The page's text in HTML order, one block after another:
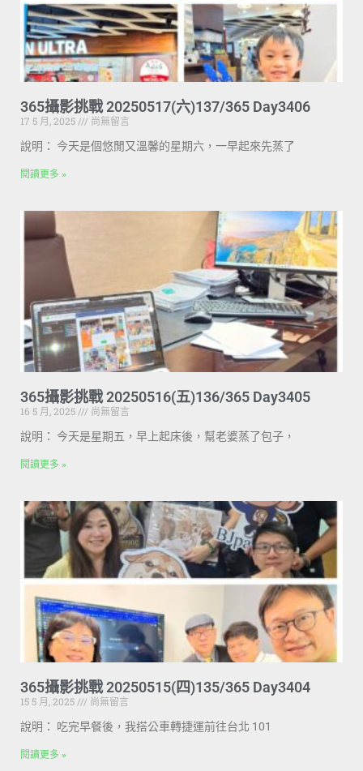
365攝影挑戰 20250517(六)137/365 Day3406
17 5 月, 2025
尚無留言
說明： 今天是個悠閒又溫馨的星期六，一早起來先蒸了
閱讀更多 »
365攝影挑戰 20250516(五)136/365 Day3405
16 5 月, 2025
尚無留言
說明： 今天是星期五，早上起床後，幫老婆蒸了包子，
閱讀更多 »
365攝影挑戰 20250515(四)135/365 Day3404
15 5 月, 2025
尚無留言
說明： 吃完早餐後，我搭公車轉捷運前往台北 101
閱讀更多 »